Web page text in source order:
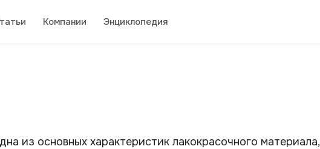
Компании Энциклопедия
из основных характеристик лакокрасочного материала,